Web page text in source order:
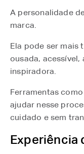
A personalidade
marca.
Ela pode ser mais
ousada,
inspiradora.
Ferramentas
ajudar nesse
cuidado e sem
Experiência